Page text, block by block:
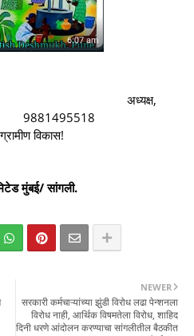
पुणे अध्यक्ष,
विकास!
मुंबई/ सांगली.
NEWER
सरकारी कर्मचाऱ्यांच्या झुंडी विरोध लढा पेन्शनला
विरोध नाही, आर्थिक विषमतेला विरोध, शाहिद
दिनी धरणे आंदोलन करण्याचा सांगलीतील बैठकीत